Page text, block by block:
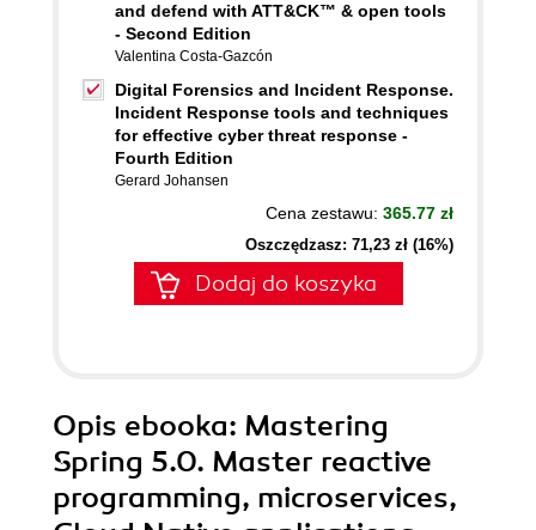
and defend with ATT&CK™ & open tools
- Second Edition
Valentina Costa-Gazcón
Digital Forensics and Incident Response.
Incident Response tools and techniques
for effective cyber threat response -
Fourth Edition
Gerard Johansen
Cena zestawu: 365.77 zł
Oszczędzasz: 71,23 zł (16%)
Dodaj do koszyka
Opis ebooka: Mastering
Spring 5.0. Master reactive
programming, microservices,